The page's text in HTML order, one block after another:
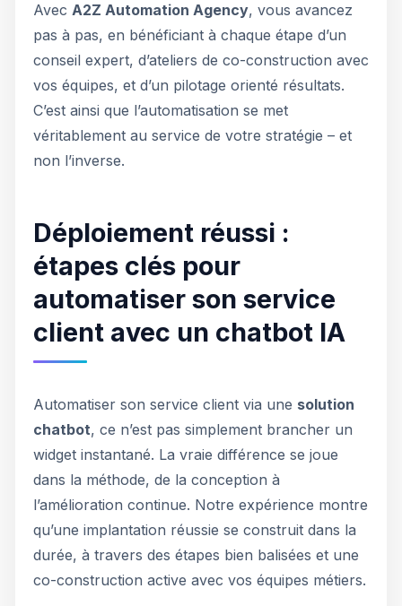
Avec A2Z Automation Agency, vous avancez
pas à pas, en bénéficiant à chaque étape d’un
conseil expert, d’ateliers de co-construction avec
vos équipes, et d’un pilotage orienté résultats.
C’est ainsi que l’automatisation se met
véritablement au service de votre stratégie – et
non l’inverse.
Déploiement réussi :
étapes clés pour
automatiser son service
client avec un chatbot IA
Automatiser son service client via une solution
chatbot, ce n’est pas simplement brancher un
widget instantané. La vraie différence se joue
dans la méthode, de la conception à
l’amélioration continue. Notre expérience montre
qu’une implantation réussie se construit dans la
durée, à travers des étapes bien balisées et une
co-construction active avec vos équipes métiers.